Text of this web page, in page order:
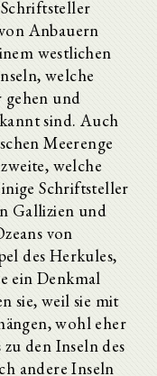
Anbauern
westlichen
welche
gehen und
sind. Auch
Meerenge
welche
Schriftsteller
Gallizien und
von
des Herkules,
ein Denkmal
sie, weil sie mit
wohl eher
den Inseln des
andere Inseln